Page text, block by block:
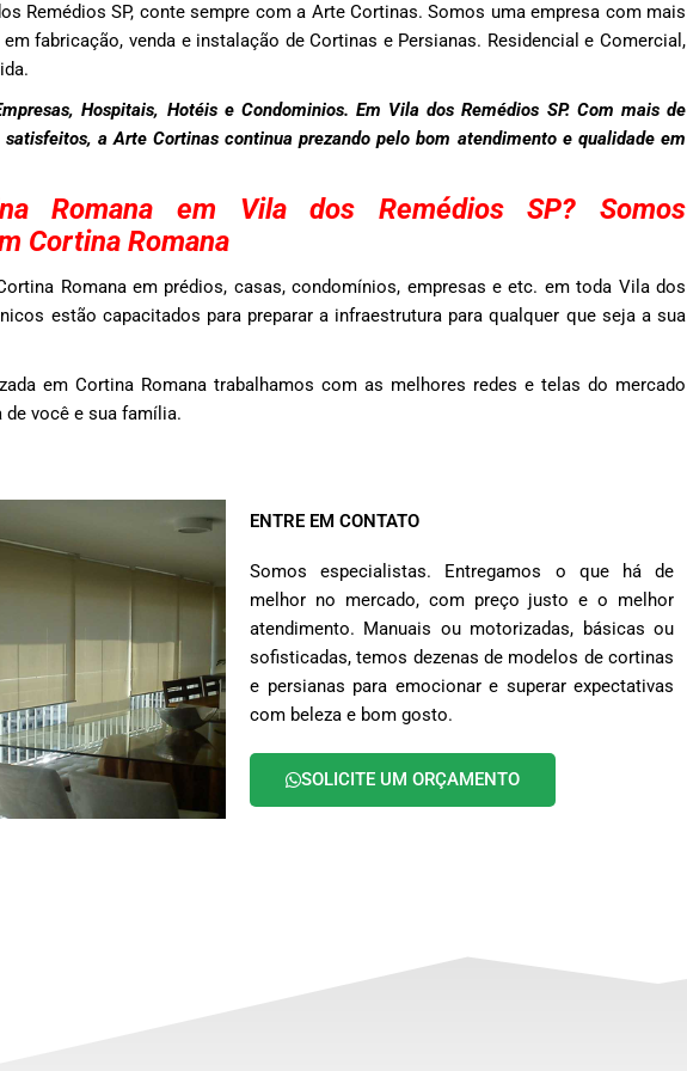
Remédios SP, conte sempre com a Arte Cortinas. Somos uma empresa com mais
fabricação, venda e instalação de Cortinas e Persianas. Residencial e Comercial,
Hospitais, Hotéis e Condominios. Em Vila dos Remédios SP. Com mais de
a Arte Cortinas continua prezando pelo bom atendimento e qualidade em
Romana em Vila dos Remédios SP? Somos
Cortina Romana
Romana em prédios, casas, condomínios, empresas e etc. em toda Vila dos
estão capacitados para preparar a infraestrutura para qualquer que seja a sua
em Cortina Romana trabalhamos com as melhores redes e telas do mercado
de você e sua família.
ENTRE EM CONTATO
Somos especialistas. Entregamos o que há de
melhor no mercado, com preço justo e o melhor
atendimento. Manuais ou motorizadas, básicas ou
sofisticadas, temos dezenas de modelos de cortinas
e persianas para emocionar e superar expectativas
com beleza e bom gosto.
SOLICITE UM ORÇAMENTO